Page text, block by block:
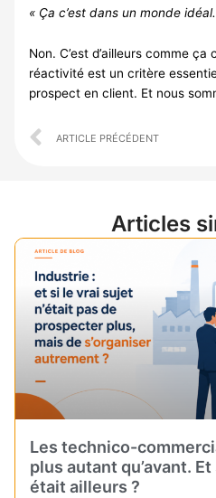
« Ça c’est dans un monde
Non. C’est d’ailleurs comme
réactivité est un critère
prospect en client. Et nous
Prev
ARTICLE PRÉCÉDENT
Articles
Les technico-
plus autant qu’avant.
était ailleurs ?